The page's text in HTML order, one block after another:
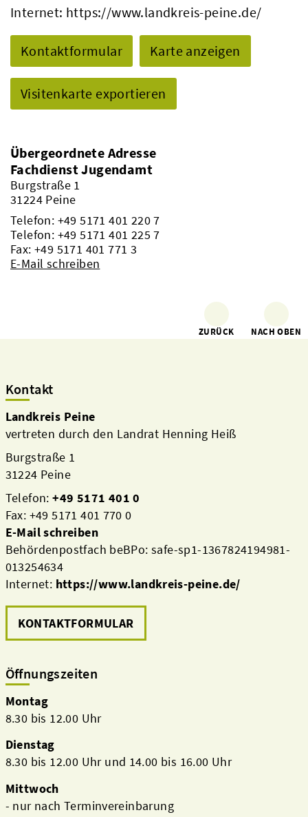
Internet: https://www.landkreis-peine.de/
Kontaktformular Karte anzeigen
Visitenkarte exportieren
Übergeordnete Adresse
Fachdienst Jugendamt
Burgstraße 1
31224 Peine
Telefon: +49 5171 401 220 7
Telefon: +49 5171 401 225 7
Fax: +49 5171 401 771 3
E-Mail schreiben
ZURÜCK NACH OBEN
Kontakt
Landkreis Peine
vertreten durch den Landrat Henning Heiß
Burgstraße 1
31224 Peine
Telefon:+49 5171 401 0
Fax: +49 5171 401 770 0
E-Mail schreiben
Behördenpostfach beBPo: safe-sp1-1367824194981-
013254634
Internet: https://www.landkreis-peine.de/
KONTAKTFORMULAR
Öffnungszeiten
Montag
8.30 bis 12.00 Uhr
Dienstag
8.30 bis 12.00 Uhr und 14.00 bis 16.00 Uhr
Mittwoch
- nur nach Terminvereinbarung